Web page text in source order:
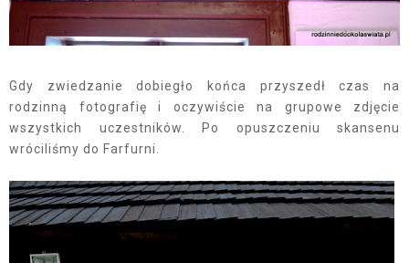
Gdy zwiedzanie dobiegło końca przyszedł czas na
rodzinną fotografię i oczywiście na grupowe zdjęcie
wszystkich uczestników. Po opuszczeniu skansenu
wróciliśmy do Farfurni.